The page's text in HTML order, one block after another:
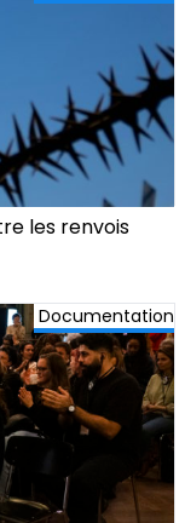
les renvois
Documentation